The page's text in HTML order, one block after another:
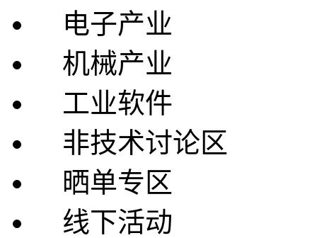
电子产业
机械产业
工业软件
非技术讨论区
晒单专区
线下活动